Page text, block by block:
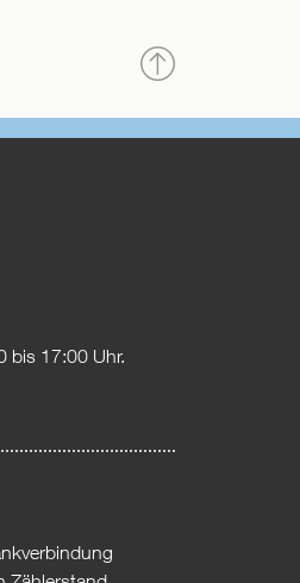
Nach
oben
bis 17:00 Uhr.